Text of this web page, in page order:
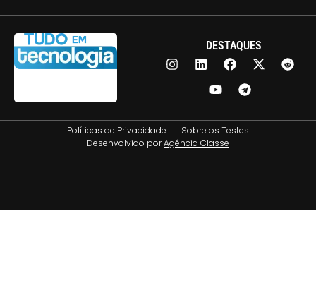
DESTAQUES
Políticas de Privacidade
Sobre os Testes
Desenvolvido porAgência Classe